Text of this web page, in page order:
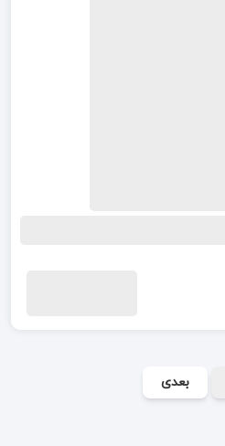
بعدی